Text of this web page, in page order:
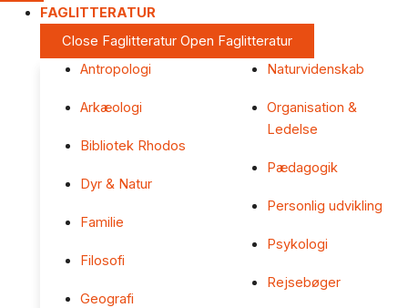
FAGLITTERATUR
Close Faglitteratur Open Faglitteratur
Antropologi
Arkæologi
Bibliotek Rhodos
Dyr & Natur
Familie
Filosofi
Geografi
Naturvidenskab
Organisation &
Ledelse
Pædagogik
Personlig udvikling
Psykologi
Rejsebøger